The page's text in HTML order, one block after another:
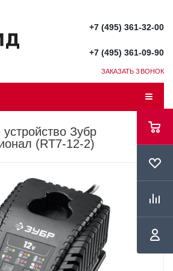
+7 (495) 361-32-00
+7 (495) 361-09-90
ЗАКАЗАТЬ ЗВОНОК
Зубр
(RT7-12-2)